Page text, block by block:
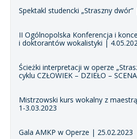
Spektakl studencki „Straszny
II Ogólnopolska Konferencja i
i doktorantów wokalistyki |
Ścieżki interpretacji w operze
cyklu CZŁOWIEK – DZIEŁO –
Mistrzowski kurs wokalny z
1-3.03.2023
Gala AMKP w Operze | 25.02.2023